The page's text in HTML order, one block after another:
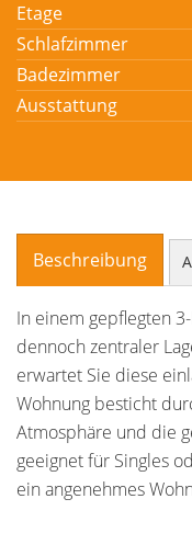
Etage
Schlafzimmer
Badezimmer
Ausstattung
Beschreibung
In einem gepflegten
dennoch zentraler
erwartet Sie diese
Wohnung besticht
Atmosphäre und die
geeignet für Singles
ein angenehmes